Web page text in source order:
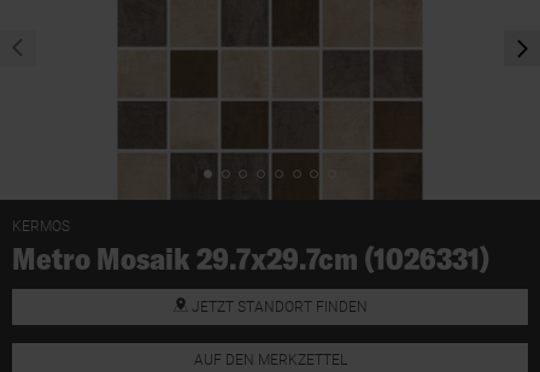
KERMOS
Metro Mosaik 29.7x29.7cm (1026331)
JETZT STANDORT FINDEN
AUF DEN MERKZETTEL